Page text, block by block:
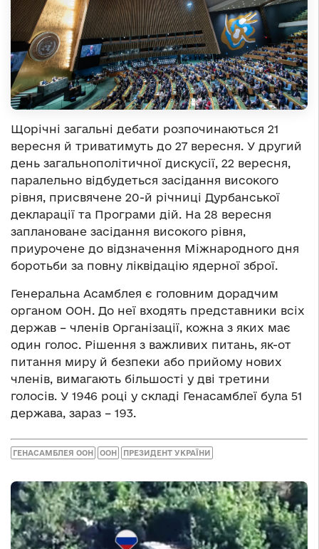
Щорічні загальні дебати розпочинаються 21
вересня й триватимуть до 27 вересня. У другий
день загальнополітичної дискусії, 22 вересня,
паралельно відбудеться засідання високого
рівня, присвячене 20-й річниці Дурбанської
декларації та Програми дій. На 28 вересня
заплановане засідання високого рівня,
приурочене до відзначення Міжнародного дня
боротьби за повну ліквідацію ядерної зброї.
Генеральна Асамблея є головним дорадчим
органом ООН. До неї входять представники всіх
держав – членів Організації, кожна з яких має
один голос. Рішення з важливих питань, як-от
питання миру й безпеки або прийому нових
членів, вимагають більшості у дві третини
голосів. У 1946 році у складі Генасамблеї була 51
держава, зараз – 193.
ГЕНАСАМБЛЕЯ ООН ООН ПРЕЗИДЕНТ УКРАЇНИ